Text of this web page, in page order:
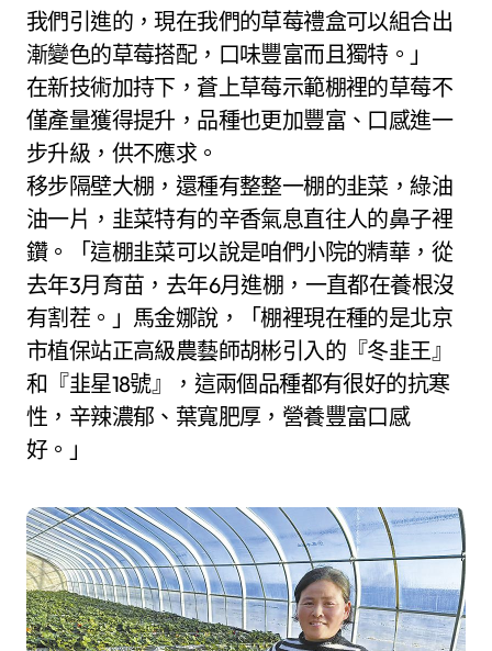
我們引進的，現在我們的草莓禮盒可以組合出
漸變色的草莓搭配，口味豐富而且獨特。」
在新技術加持下，蒼上草莓示範棚裡的草莓不
僅產量獲得提升，品種也更加豐富、口感進一
步升級，供不應求。
移步隔壁大棚，還種有整整一棚的韭菜，綠油
油一片，韭菜特有的辛香氣息直往人的鼻子裡
鑽。「這棚韭菜可以說是咱們小院的精華，從
去年3月育苗，去年6月進棚，一直都在養根沒
有割茬。」馬金娜說，「棚裡現在種的是北京
市植保站正高級農藝師胡彬引入的『冬韭王』
和『韭星18號』，這兩個品種都有很好的抗寒
性，辛辣濃郁、葉寬肥厚，營養豐富口感
好。」